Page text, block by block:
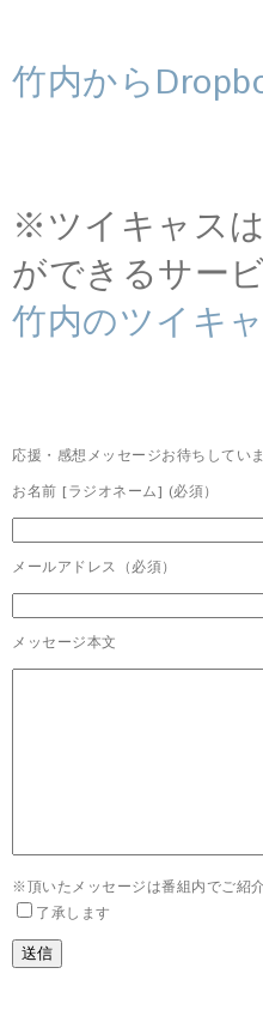
竹内から
※ツイキャス
ができるサー
竹内のツイキ
応援・感想メッセージお待ちしてい
お名前 [ラジオネーム] (必須）
メールアドレス（必須）
メッセージ本文
※頂いたメッセージは番組内でご紹
了承します